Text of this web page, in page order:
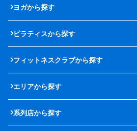
ヨガから探す
ピラティスから探す
フィットネスクラブから探す
エリアから探す
系列店から探す